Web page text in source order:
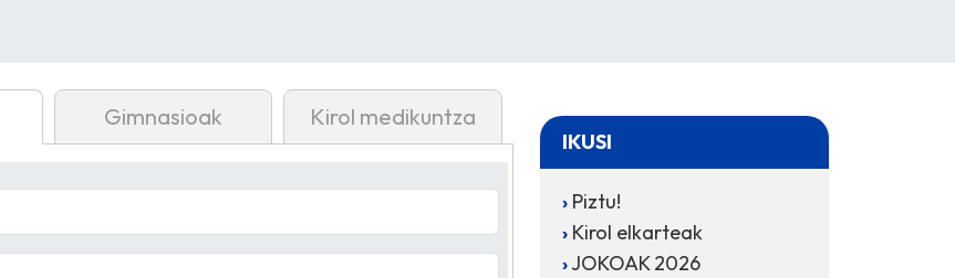
Gimnasioak Kirol medikuntza
IKUSI
Piztu!
Kirol elkarteak
JOKOAK 2026